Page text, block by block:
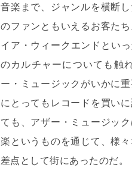
音楽まで、ジャンルを横断
のファンともいえるお客た
イア・ウィークエンドとい
のカルチャーについても触
ー・ミュージックがいかに
にとってもレコードを買い
ても、アザー・ミュージッ
楽というものを通じて、様
差点として街にあったのだ。